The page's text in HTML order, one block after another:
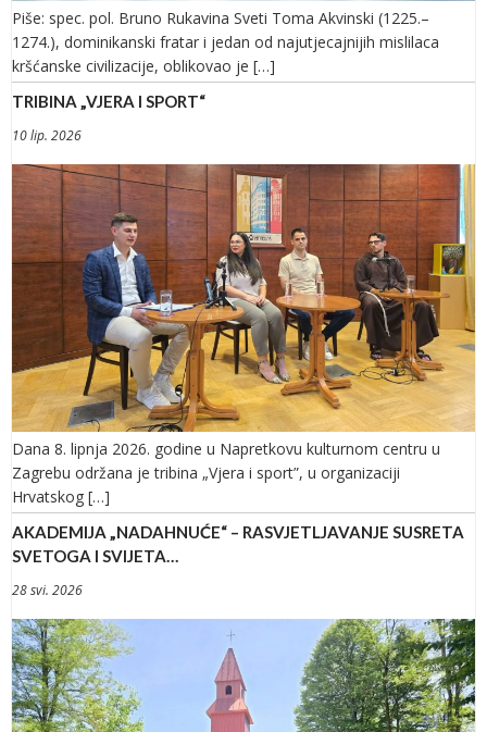
Piše: spec. pol. Bruno Rukavina Sveti Toma Akvinski (1225.–
1274.), dominikanski fratar i jedan od najutjecajnijih mislilaca
kršćanske civilizacije, oblikovao je […]
TRIBINA „VJERA I SPORT“
10 lip. 2026
Dana 8. lipnja 2026. godine u Napretkovu kulturnom centru u
Zagrebu održana je tribina „Vjera i sport”, u organizaciji
Hrvatskog […]
AKADEMIJA „NADAHNUĆE“ – RASVJETLJAVANJE SUSRETA
SVETOGA I SVIJETA…
28 svi. 2026